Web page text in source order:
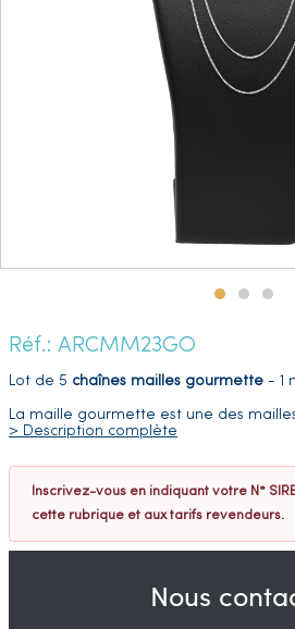
Réf.: ARCMM23GO
Lot de 5 chaînes mailles gourmette - 1
La maille gourmette est une des
> Description complète
Inscrivez-vous en indiquant votre N°
cette rubrique et aux tarifs revendeurs.
Nous